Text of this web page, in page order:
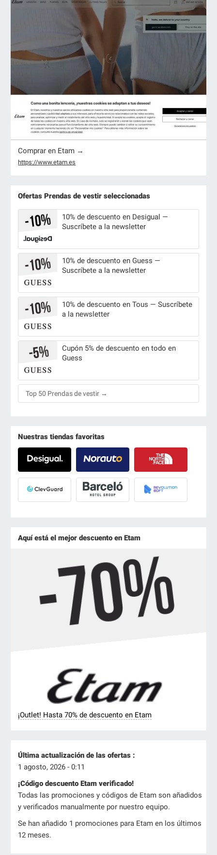
Comprar en Etam →
https://www.etam.es
Ofertas Prendas de vestir seleccionadas
10% de descuento en Desigual —
Suscríbete a la newsletter
10% de descuento en Guess —
Suscríbete a la newsletter
10% de descuento en Tous — Suscríbete
a la newsletter
Cupón 5% de descuento en todo en
Guess
Top 50 Prendas de vestir →
Nuestras tiendas favoritas
Aquí está el mejor descuento en Etam
¡Outlet! Hasta 70% de descuento en Etam
Última actualización de las ofertas :
1 agosto, 2026 - 0:11
¡Código descuento Etam verificado!
Todas las promociones y códigos de Etam son añadidos
y verificados manualmente por nuestro equipo.
Se han añadido 1 promociones para Etam en los últimos
12 meses.